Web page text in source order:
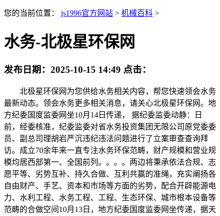
您的当前位置： js1996官方网站 > 机械百科 >
水务-北极星环保网
发布日期： 2025-10-15 14:49 点击：
北极星环保网为您供给水务相关内容，帮您快速领会水务
最新动态。领会水务更多相关消息，请关心北极星环保网。地
方纪委国度监委网坐10月14日传递， 据纪委监委动静：日
前，经委核准，纪委监委对省水务投资集团无限公司原党委委
员、副总司理胡岩严沉违纪违法问题进行了立案审查查询拜
访。成立70余年来一直专注水务环保范畴，财产规模和营业规
模均居西部第一、全国前列。。。。两边将秉承依法合规、志
愿平等、劣势互补、持久合做、互利共赢的准绳，充实阐扬各
自由财产、手艺、资本和市场等方面的劣势，配合开辟能源电
力、水利工程、水务工程、工程、生态环保、城市根本设备等
范畴的合做空间10月13日，地方纪委国度监委网坐传递，据天